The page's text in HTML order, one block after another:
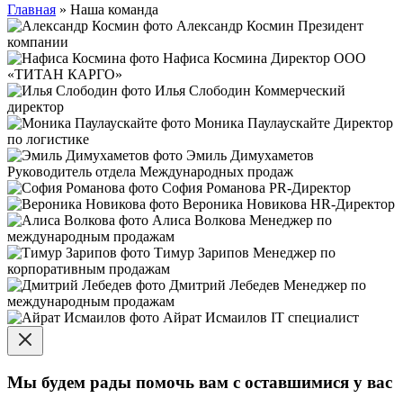
Главная » Наша команда
Александр Космин Президент
компании
Нафиса Космина Директор ООО
«ТИТАН КАРГО»
Илья Слободин Коммерческий
директор
Моника Паулаускайте Директор
по логистике
Эмиль Димухаметов
Руководитель отдела Международных продаж
София Романова PR-Директор
Вероника Новикова HR-Директор
Алиса Волкова Менеджер по
международным продажам
Тимур Зарипов Менеджер по
корпоративным продажам
Дмитрий Лебедев Менеджер по
международным продажам
Айрат Исмаилов IT специалист
Мы будем рады помочь вам с оставшимися у вас